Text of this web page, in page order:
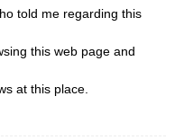
told me regarding this
this web page and
at this place.